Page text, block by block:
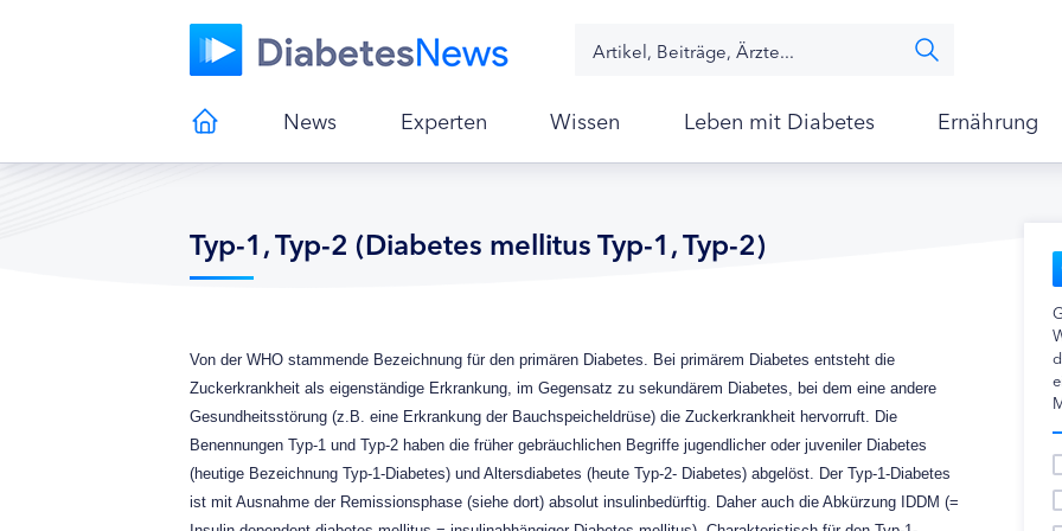
News Experten Wissen Leben mit Diabetes Ernährung
Typ-1, Typ-2 (Diabetes mellitus Typ-1, Typ-2)
Von der WHO stammende Bezeichnung für den primären Diabetes. Bei primärem Diabetes entsteht die
Zuckerkrankheit als eigenständige Erkrankung, im Gegensatz zu sekundärem Diabetes, bei dem eine andere
Gesundheitsstörung (z.B. eine Erkrankung der Bauchspeicheldrüse) die Zuckerkrankheit hervorruft. Die
Benennungen Typ-1 und Typ-2 haben die früher gebräuchlichen Begriffe jugendlicher oder juveniler Diabetes
(heutige Bezeichnung Typ-1-Diabetes) und Altersdiabetes (heute Typ-2- Diabetes) abgelöst. Der Typ-1-Diabetes
ist mit Ausnahme der Remissionsphase (siehe dort) absolut insulinbedürftig. Daher auch die Abkürzung IDDM (=